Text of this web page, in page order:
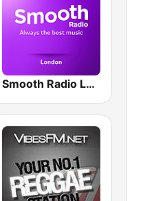
Smooth Radio London